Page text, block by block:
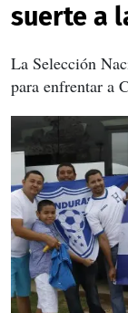
suerte a
La Selección
para enfrentar a